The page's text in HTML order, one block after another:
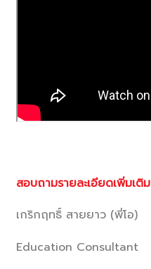
สอบถามรายละเอียดเพิ่มเติม
เกริกฤทธิ์ สายยาว (พี่โอ)
Education Consultant